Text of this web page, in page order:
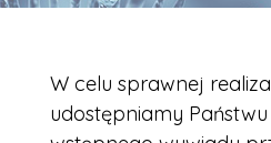
W celu sprawnej
udostępniamy